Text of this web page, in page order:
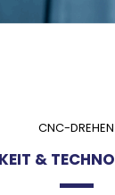
CNC-DREHEN
&